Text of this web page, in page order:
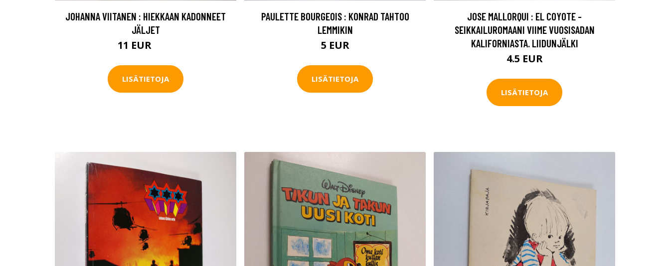
JOHANNA VIITANEN : HIEKKAAN KADONNEET
JÄLJET
11 EUR
LISÄTIETOJA
PAULETTE BOURGEOIS : KONRAD TAHTOO
LEMMIKIN
5 EUR
LISÄTIETOJA
JOSE MALLORQUI : EL COYOTE -
SEIKKAILUROMAANI VIIME VUOSISADAN
KALIFORNIASTA. LIIDUNJÄLKI
4.5 EUR
LISÄTIETOJA